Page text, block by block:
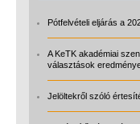
Pótfelvételi eljárás a
A KeTK akadémiai
választások
Jelöltekről szóló